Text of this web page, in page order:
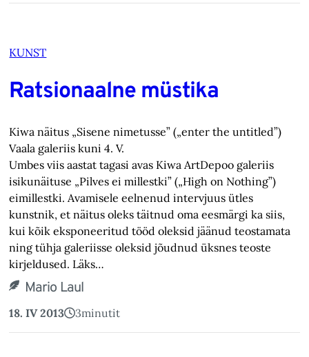
KUNST
Ratsionaalne müstika
Kiwa näitus „Sisene nimetusse” („enter the untitled”)
Vaala galeriis kuni 4. V.
Umbes viis aastat tagasi avas Kiwa ArtDepoo galeriis
isikunäituse „Pilves ei millestki” („High on Nothing”)
eimillestki. Avamisele eelnenud intervjuus ütles
kunstnik, et näitus oleks täitnud oma eesmärgi ka siis,
kui kõik eksponeeritud tööd oleksid jäänud teostamata
ning tühja galeriisse oleksid jõudnud üksnes teoste
kirjeldused. Läks…
Mario Laul
18. IV 2013 3minutit